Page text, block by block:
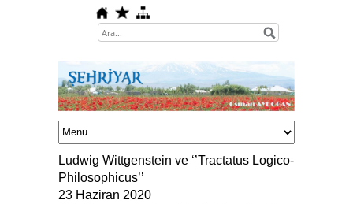
Ludwig Wittgenstein ve ‘’Tractatus Logico-
Philosophicus’’
23 Haziran 2020